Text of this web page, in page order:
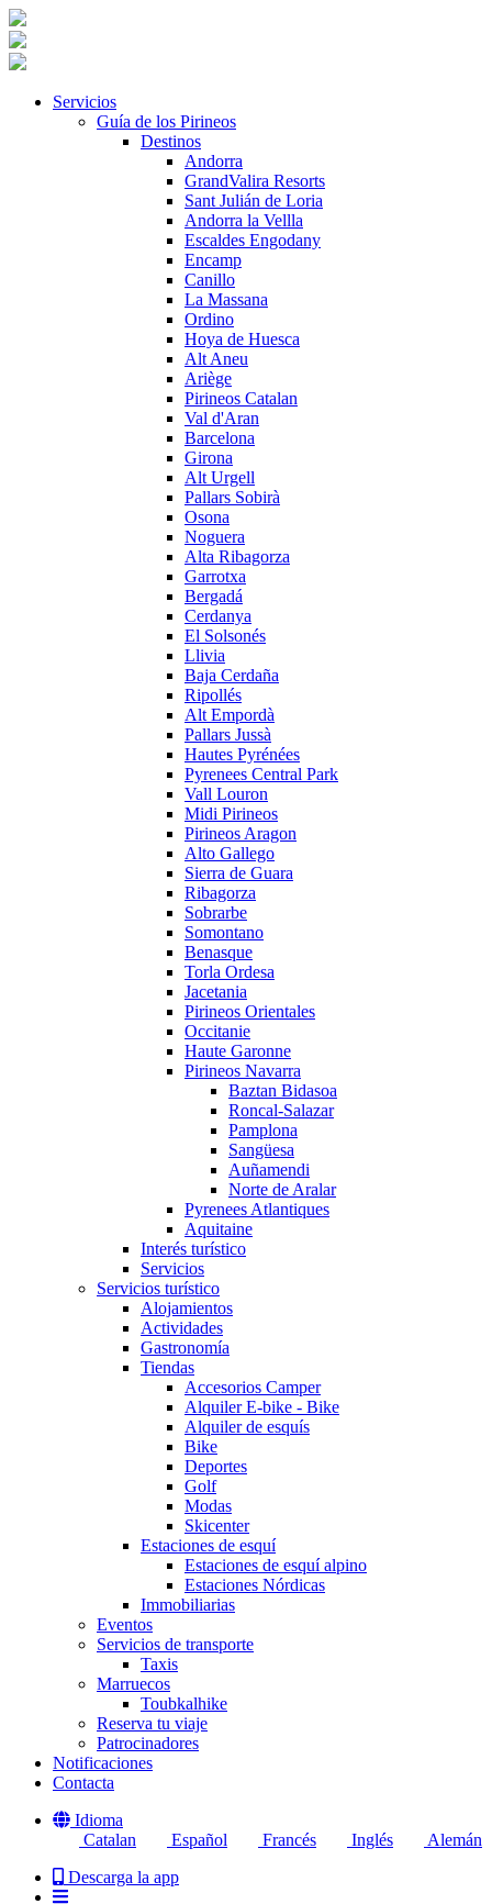
Servicios
Guía de los Pirineos
Destinos
Andorra
GrandValira Resorts
Sant Julián de Loria
Andorra la Vellla
Escaldes Engodany
Encamp
Canillo
La Massana
Ordino
Hoya de Huesca
Alt Aneu
Ariège
Pirineos Catalan
Val d'Aran
Barcelona
Girona
Alt Urgell
Pallars Sobirà
Osona
Noguera
Alta Ribagorza
Garrotxa
Bergadá
Cerdanya
El Solsonés
Llivia
Baja Cerdaña
Ripollés
Alt Empordà
Pallars Jussà
Hautes Pyrénées
Pyrenees Central Park
Vall Louron
Midi Pirineos
Pirineos Aragon
Alto Gallego
Sierra de Guara
Ribagorza
Sobrarbe
Somontano
Benasque
Torla Ordesa
Jacetania
Pirineos Orientales
Occitanie
Haute Garonne
Pirineos Navarra
Baztan Bidasoa
Roncal-Salazar
Pamplona
Sangüesa
Auñamendi
Norte de Aralar
Pyrenees Atlantiques
Aquitaine
Interés turístico
Servicios
Servicios turístico
Alojamientos
Actividades
Gastronomía
Tiendas
Accesorios Camper
Alquiler E-bike - Bike
Alquiler de esquís
Bike
Deportes
Golf
Modas
Skicenter
Estaciones de esquí
Estaciones de esquí alpino
Estaciones Nórdicas
Immobiliarias
Eventos
Servicios de transporte
Taxis
Marruecos
Toubkalhike
Reserva tu viaje
Patrocinadores
Notificaciones
Contacta
Idioma
Catalan
Español Francés Inglés
Alemán
Descarga la app